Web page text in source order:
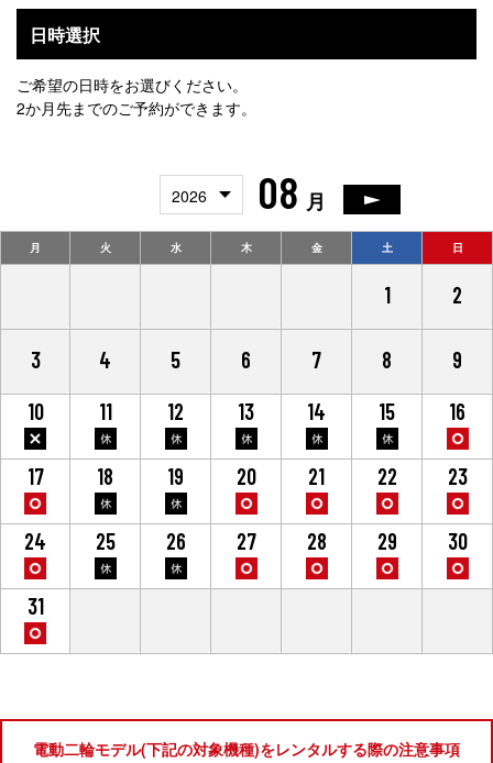
日時選択
ご希望の日時をお選びください。
2か月先までのご予約ができます。
2026 08 月
月 火 水 木 金 土 日
1 2
3 4 5 6 7 8
9
10
11 12 13 14 15 16
17 18 19 20 21 22 23
24 25 26 27 28 29 30
31
電動二輪モデル(下記の対象機種)をレンタルする際の注意事項